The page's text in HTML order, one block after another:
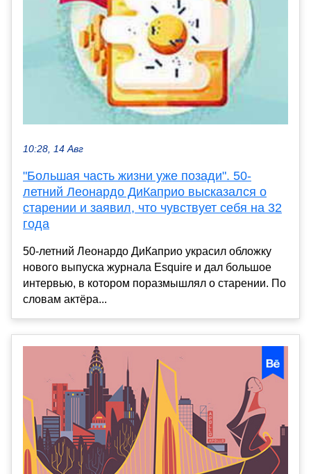
10:28, 14 Авг
"Большая часть жизни уже позади". 50-
летний Леонардо ДиКаприо высказался о
старении и заявил, что чувствует себя на 32
года
50-летний Леонардо ДиКаприо украсил обложку
нового выпуска журнала Esquire и дал большое
интервью, в котором поразмышлял о старении. По
словам актёра...